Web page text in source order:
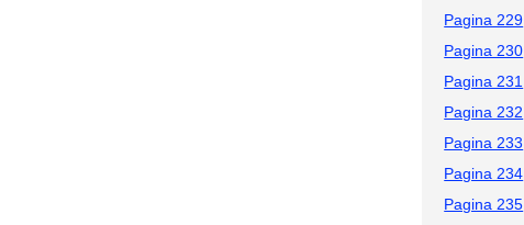
Pagina 229
Pagina 230
Pagina 231
Pagina 232
Pagina 233
Pagina 234
Pagina 235